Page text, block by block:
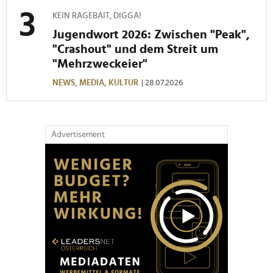
KEIN RAGEBAIT, DIGGA!
Jugendwort 2026: Zwischen "Peak",
"Crashout" und dem Streit um
"Mehrzweckeier"
NEWS, MEDIA, KULTUR | 28.07.2026
Advertisement